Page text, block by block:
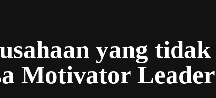
yang
Motivator